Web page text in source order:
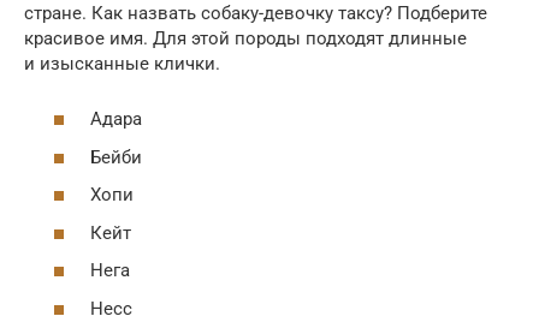
стране. Как назвать собаку-девочку таксу? Подберите
красивое имя. Для этой породы подходят длинные
и изысканные клички.
Адара
Бейби
Хопи
Кейт
Нега
Несс